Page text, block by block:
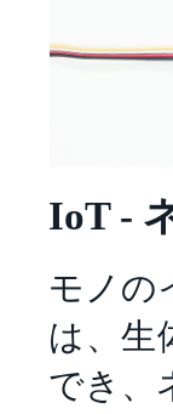
IoT -
モノの
は、生
でき、